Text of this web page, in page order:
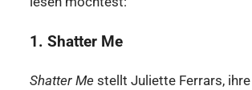
1. Shatter Me
Shatter Me stellt Juliette Ferrars,